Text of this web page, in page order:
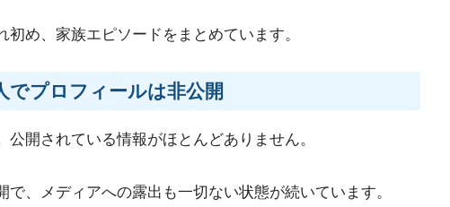
め、家族エピソードをまとめています。
でプロフィールは非公開
開されている情報がほとんどありません。
、メディアへの露出も一切ない状態が続いています。